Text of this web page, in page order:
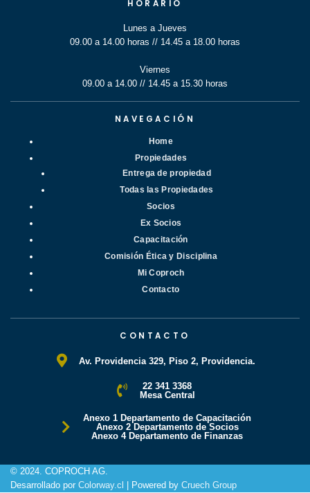
HORARIO
Lunes a Jueves
09.00 a 14.00 horas // 14.45 a 18.00 horas
Viernes
09.00 a 14.00 // 14.45 a 15.30 horas
NAVEGACIÓN
Home
Propiedades
Entrega de propiedad
Todas las Propiedades
Socios
Ex Socios
Capacitación
Comisión Ética y Disciplina
Mi Coproch
Contacto
CONTACTO
Av. Providencia 329, Piso 2, Providencia.
22 341 3368
Mesa Central
Anexo 1 Departamento de Capacitación
Anexo 2 Departamento de Socios
Anexo 4 Departamento de Finanzas
© 2024. COPROCH AG.
Desarrollado por Colorway.cl | Powered by Cruech Group